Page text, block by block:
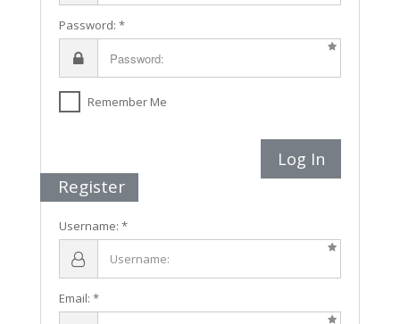
Password:
Remember Me
Log In
Register
Username:
Email: